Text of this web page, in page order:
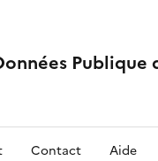
Publique
Contact Aide